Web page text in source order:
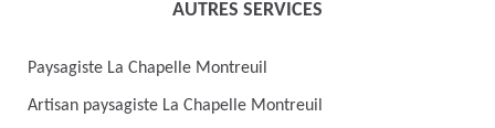
AUTRES SERVICES
Paysagiste La Chapelle Montreuil
Artisan paysagiste La Chapelle Montreuil